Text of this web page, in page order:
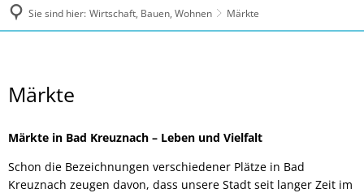
Sie sind hier: Wirtschaft, Bauen, Wohnen Märkte
Märkte
Märkte
Märkte in Bad Kreuznach – Leben und Vielfalt
Schon die Bezeichnungen verschiedener Plätze in Bad
Kreuznach zeugen davon, dass unsere Stadt seit langer Zeit im